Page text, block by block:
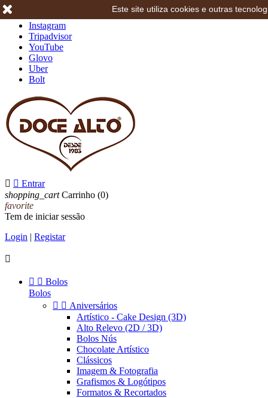
Instagram
Tripadvisor
YouTube
Glovo
Uber
Bolt
  Entrar
shopping_cart Carrinho (0)
favorite
Tem de iniciar sessão
Login | Registar

  Bolos
Bolos
  Aniversários
Artístico - Cake Design (3D)
Alto Relevo (2D / 3D)
Bolos Nús
Chocolate Artístico
Clássicos
Imagem & Fotografia
Grafismos & Logótipos
Formatos & Recortados
Este site utiliza cookies e outras